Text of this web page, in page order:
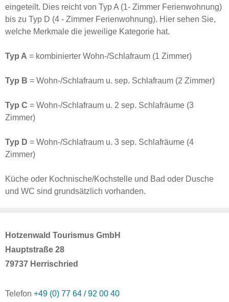
eingeteilt. Dies reicht von Typ A (1- Zimmer Ferienwohnung)
bis zu Typ D (4 - Zimmer Ferienwohnung). Hier sehen Sie,
welche Merkmale die jeweilige Kategorie hat.
Typ A = kombinierter Wohn-/Schlafraum (1 Zimmer)
Typ B = Wohn-/Schlafraum u. sep. Schlafraum (2 Zimmer)
Typ C = Wohn-/Schlafraum u. 2 sep. Schlafräume (3
Zimmer)
Typ D = Wohn-/Schlafraum u. 3 sep. Schlafräume (4
Zimmer)
Küche oder Kochnische/Kochstelle und Bad oder Dusche
und WC sind grundsätzlich vorhanden.
Hotzenwald Tourismus GmbH
Hauptstraße 28
79737 Herrischried
Telefon +49 (0) 77 64 / 92 00 40